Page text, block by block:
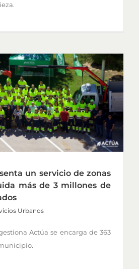
un servicio de zonas
más de 3 millones de
Urbanos
Actúa se encarga de 363